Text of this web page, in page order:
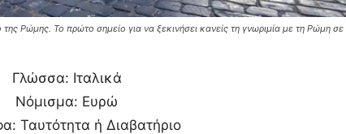
Ρώμης. Το πρώτο σημείο για να ξεκινήσει κανείς τη γνωριμία με τη Ρώμη σε
Γλώσσα: Ιταλικά
Νόμισμα: Ευρώ
Ταυτότητα ή Διαβατήριο